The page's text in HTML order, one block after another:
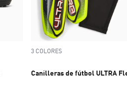
3 COLORES
Canilleras de fútbol ULTRA